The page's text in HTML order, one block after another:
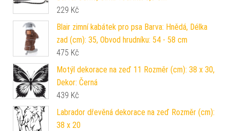
229 Kč
Blair zimní kabátek pro psa Barva: Hnědá, Délka
zad (cm): 35, Obvod hrudníku: 54 - 58 cm
475 Kč
Motýl dekorace na zeď 11 Rozměr (cm): 38 x 30,
Dekor: Černá
439 Kč
Labrador dřevěná dekorace na zeď Rozměr (cm):
38 x 20